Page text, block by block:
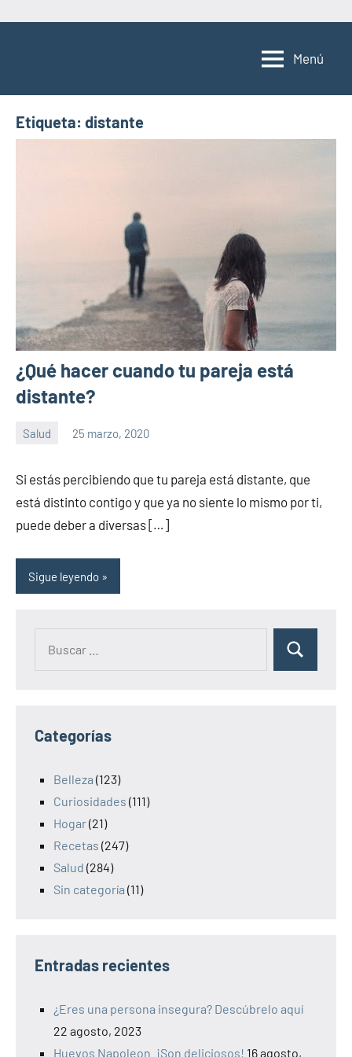
Menú
Etiqueta: distante
¿Qué hacer cuando tu pareja está
distante?
Salud 25 marzo, 2020
la
salud
comentarios
Si estás percibiendo que tu pareja está distante, que
está distinto contigo y que ya no siente lo mismo por ti,
puede deber a diversas […]
Sigue leyendo
Categorías
Belleza (123)
Curiosidades (111)
Hogar(21)
Recetas (247)
Salud (284)
Sin categoría (11)
Entradas recientes
¿Eres una persona insegura? Descúbrelo aquí
22 agosto, 2023
Huevos Napoleon. ¡Son deliciosos! 16 agosto,